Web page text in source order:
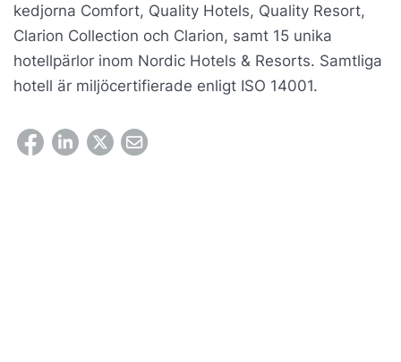
kedjorna Comfort, Quality Hotels, Quality Resort,
Clarion Collection och Clarion, samt 15 unika
hotellpärlor inom Nordic Hotels & Resorts. Samtliga
hotell är miljöcertifierade enligt ISO 14001.